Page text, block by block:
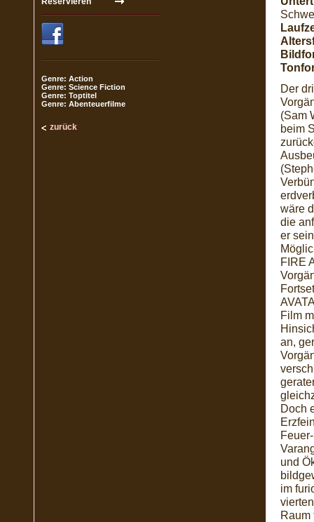
Genre: Action
Genre: Science Fiction
Genre: Toptitel
Genre: Abenteuerfilme
zurück
Der
(Sam
beim
wäre
die
er
FIRE
Film
an,
Doch
und
im
Raum